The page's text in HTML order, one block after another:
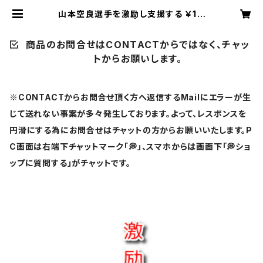
山本空良選手を激励し支援する ￥1,1
商品のお問合せはCONTACTからではなく、チャッ
トからお願いします。
※CONTACTからお問合せ頂く方へ返信するMailにエラーが生
じて送れない事案が多々発生しております。よって、レスポンスを
円滑にする為にお問合せはチャットの方からお願いいたします。P
C画面は右端下チャットマーク「💭」、スマホからは画面下「💭ショ
ップに質問する」がチャットです。